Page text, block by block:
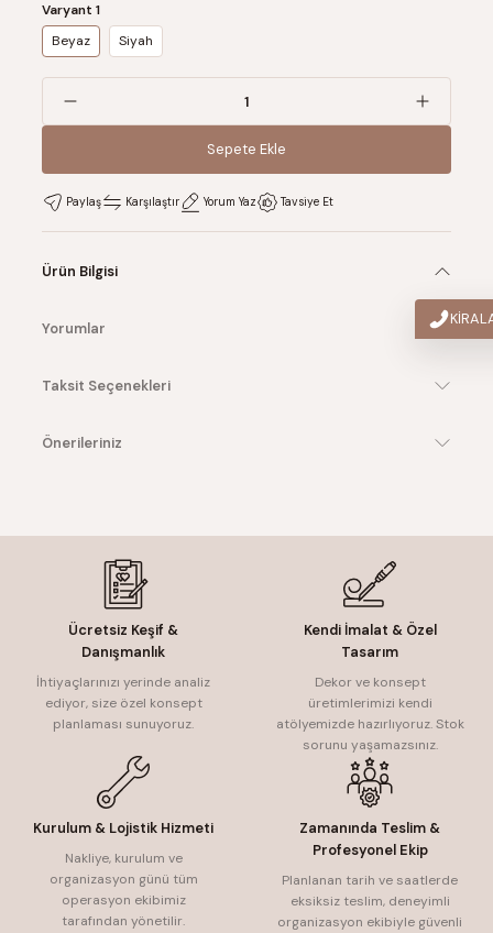
Varyant 1
Beyaz
Siyah
Sepete Ekle
Sepete Ekle
Paylaş Karşılaştır Yorum Yaz Tavsiye Et
Ürün Bilgisi
Yorumlar
Taksit Seçenekleri
Önerileriniz
Ücretsiz Keşif &
Danışmanlık
İhtiyaçlarınızı yerinde analiz
ediyor, size özel konsept
planlaması sunuyoruz.
Kendi İmalat & Özel
Tasarım
Dekor ve konsept
üretimlerimizi kendi
atölyemizde hazırlıyoruz. Stok
sorunu yaşamazsınız.
Kurulum & Lojistik Hizmeti
Nakliye, kurulum ve
organizasyon günü tüm
operasyon ekibimiz
tarafından yönetilir.
Zamanında Teslim &
Profesyonel Ekip
Planlanan tarih ve saatlerde
eksiksiz teslim, deneyimli
organizasyon ekibiyle güvenli